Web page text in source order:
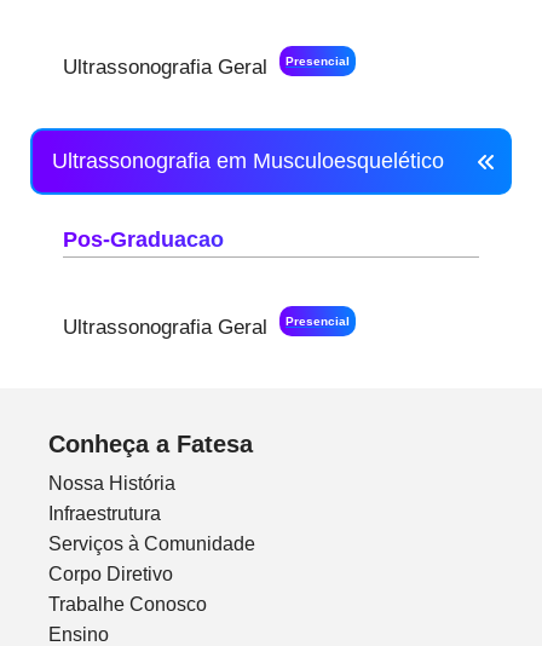
Ultrassonografia Geral Presencial
Ultrassonografia em Musculoesquelético
Pos-Graduacao
Ultrassonografia Geral Presencial
Conheça a Fatesa
Nossa História
Infraestrutura
Serviços à Comunidade
Corpo Diretivo
Trabalhe Conosco
Ensino